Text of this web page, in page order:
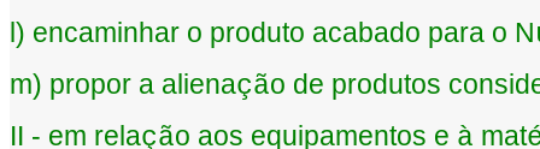
l) encaminhar o produto acabado para o N
m) propor a alienação de produtos
II - em relação aos equipamentos e à mat